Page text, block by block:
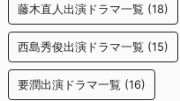
藤木直人出演ドラマ一覧 (18)
西島秀俊出演ドラマ一覧 (15)
要潤出演ドラマ一覧 (16)